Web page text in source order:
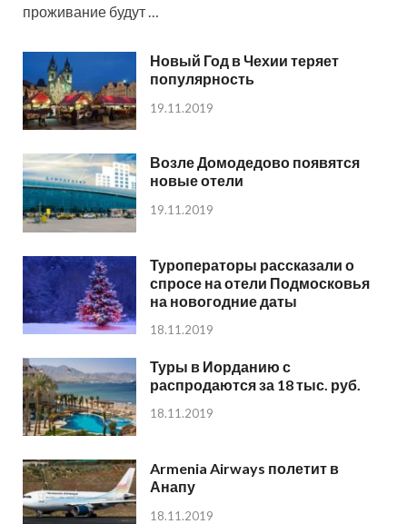
проживание будут …
Новый Год в Чехии теряет
популярность
19.11.2019
Возле Домодедово появятся
новые отели
19.11.2019
Туроператоры рассказали о
спросе на отели Подмосковья
на новогодние даты
18.11.2019
Туры в Иорданию с
распродаются за 18 тыс. руб.
18.11.2019
Armenia Airways полетит в
Анапу
18.11.2019